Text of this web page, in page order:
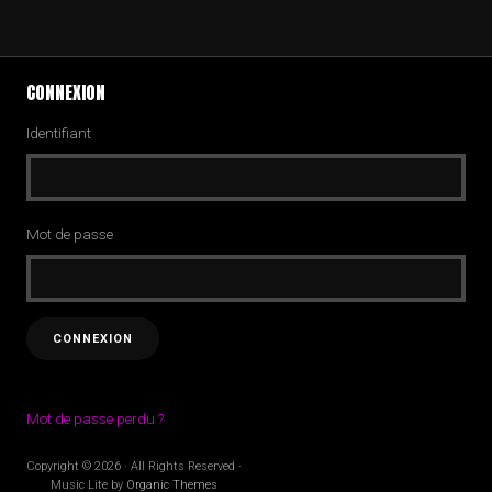
CONNEXION
Identifiant
Mot de passe
Mot de passe perdu ?
Copyright © 2026 · All Rights Reserved ·
Music Lite by Organic Themes